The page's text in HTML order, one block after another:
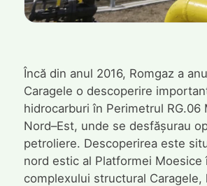
Încă din anul 2016, Romgaz a
Caragele o descoperire
hidrocarburi în Perimetrul RG.06
Nord–Est, unde se desfășurau
petroliere. Descoperirea este
nord estic al Platformei Moesice
complexului structural Caragele,